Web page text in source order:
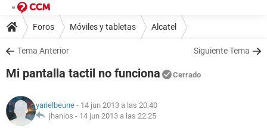
Foros Móviles y tabletas Alcatel
Tema Anterior Siguiente Tema
Mi pantalla tactil no funciona Cerrado
yarielbeune - 14 jun 2013 a las 20:40
jhanios - 14 jun 2013 a las 22:25